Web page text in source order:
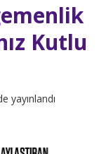
Kutlu
yayınlandı